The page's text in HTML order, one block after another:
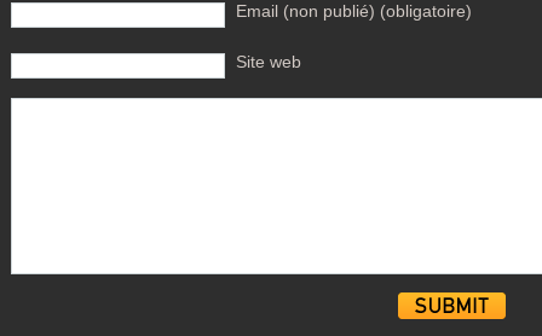
Email (non publié) (obligatoire)
Site web